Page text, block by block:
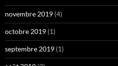
novembre 2019 (4)
octobre 2019 (1)
septembre 2019 (1)